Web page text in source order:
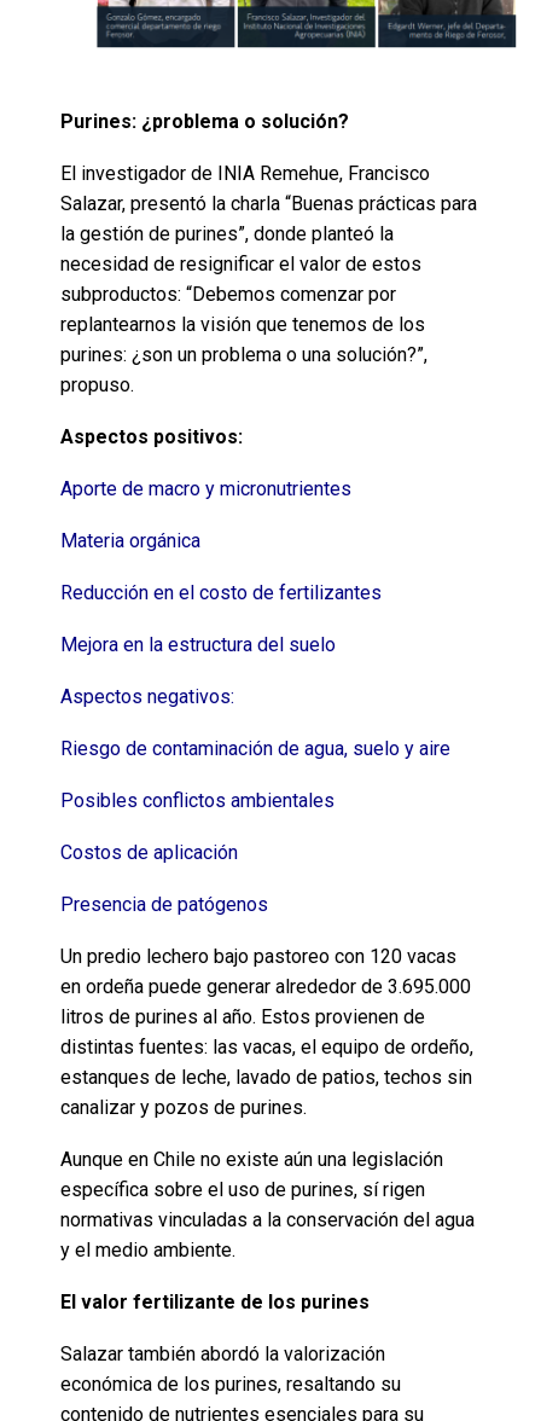
Purines: ¿problema o solución?
El investigador de INIA Remehue, Francisco
Salazar, presentó la charla “Buenas prácticas para
la gestión de purines”, donde planteó la
necesidad de resignificar el valor de estos
subproductos: “Debemos comenzar por
replantearnos la visión que tenemos de los
purines: ¿son un problema o una solución?”,
propuso.
Aspectos positivos:
Aporte de macro y micronutrientes
Materia orgánica
Reducción en el costo de fertilizantes
Mejora en la estructura del suelo
Aspectos negativos:
Riesgo de contaminación de agua, suelo y aire
Posibles conflictos ambientales
Costos de aplicación
Presencia de patógenos
Un predio lechero bajo pastoreo con 120 vacas
en ordeña puede generar alrededor de 3.695.000
litros de purines al año. Estos provienen de
distintas fuentes: las vacas, el equipo de ordeño,
estanques de leche, lavado de patios, techos sin
canalizar y pozos de purines.
Aunque en Chile no existe aún una legislación
específica sobre el uso de purines, sí rigen
normativas vinculadas a la conservación del agua
y el medio ambiente.
El valor fertilizante de los purines
Salazar también abordó la valorización
económica de los purines, resaltando su
contenido de nutrientes esenciales para su